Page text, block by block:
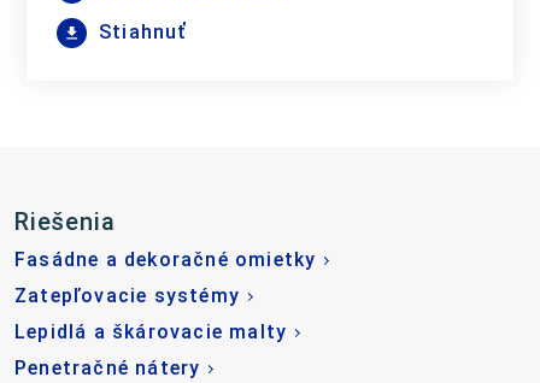
Stiahnuť
Riešenia
Fasádne a dekoračné omietky
Zatepľovacie systémy
Lepidlá a škárovacie malty
Penetračné nátery